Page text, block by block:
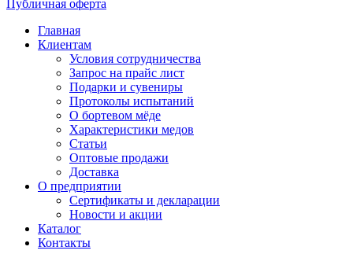
Публичная оферта
Главная
Клиентам
Условия сотрудничества
Запрос на прайс лист
Подарки и сувениры
Протоколы испытаний
О бортевом мёде
Характеристики медов
Статьи
Оптовые продажи
Доставка
О предприятии
Сертификаты и декларации
Новости и акции
Каталог
Контакты